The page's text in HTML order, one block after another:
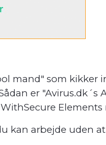
mand" som kikker
er "Avirus.dk´s
kan arbejde uden